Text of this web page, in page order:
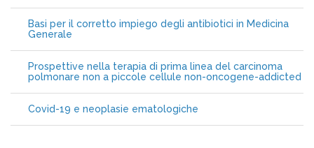
Basi per il corretto impiego degli antibiotici in Medicina
Generale
Prospettive nella terapia di prima linea del carcinoma
polmonare non a piccole cellule non-oncogene-addicted
Covid-19 e neoplasie ematologiche